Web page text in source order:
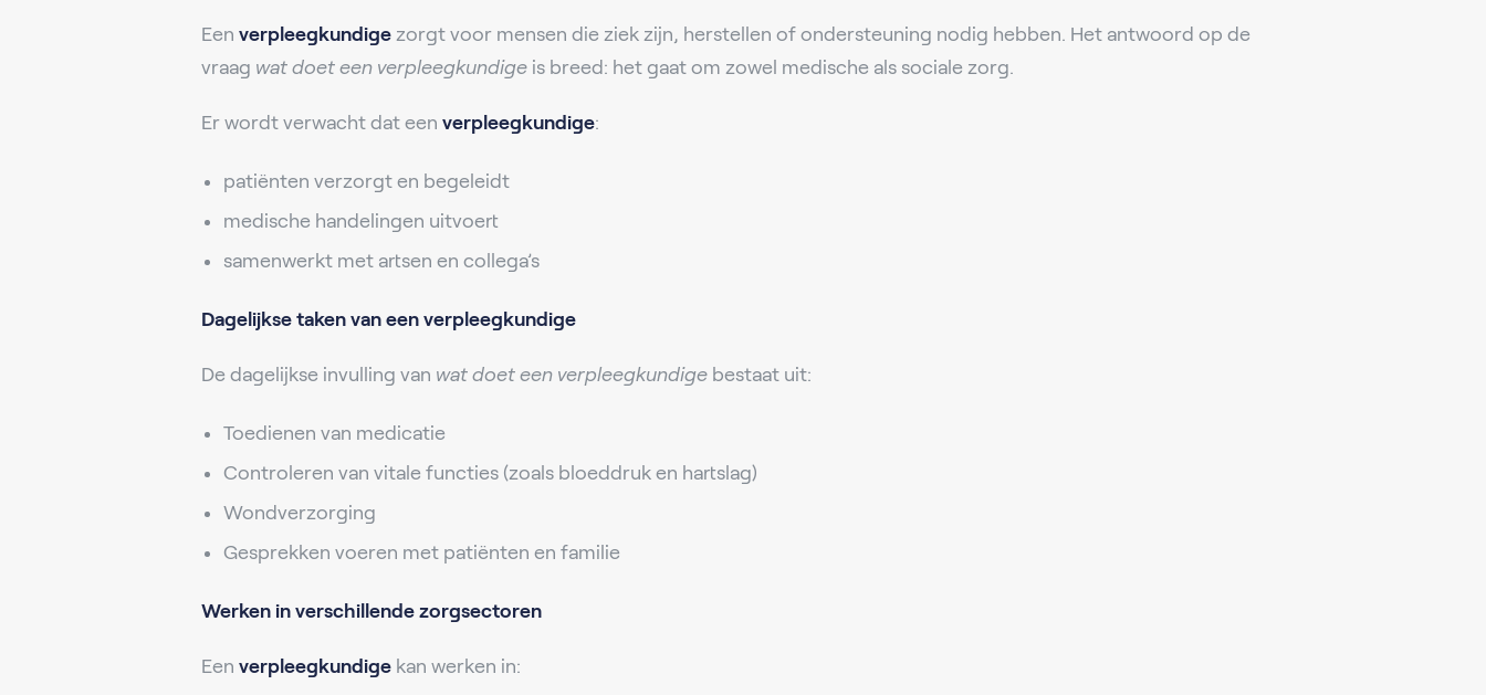
Een verpleegkundige zorgt voor mensen die ziek zijn, herstellen of ondersteuning nodig hebben. Het antwoord op de
vraag wat doet een verpleegkundige is breed: het gaat om zowel medische als sociale zorg.
Er wordt verwacht dat een verpleegkundige:
patiënten verzorgt en begeleidt
medische handelingen uitvoert
samenwerkt met artsen en collega’s
Dagelijkse taken van een verpleegkundige
De dagelijkse invulling van wat doet een verpleegkundige bestaat uit:
Toedienen van medicatie
Controleren van vitale functies (zoals bloeddruk en hartslag)
Wondverzorging
Gesprekken voeren met patiënten en familie
Werken in verschillende zorgsectoren
Een verpleegkundige kan werken in: